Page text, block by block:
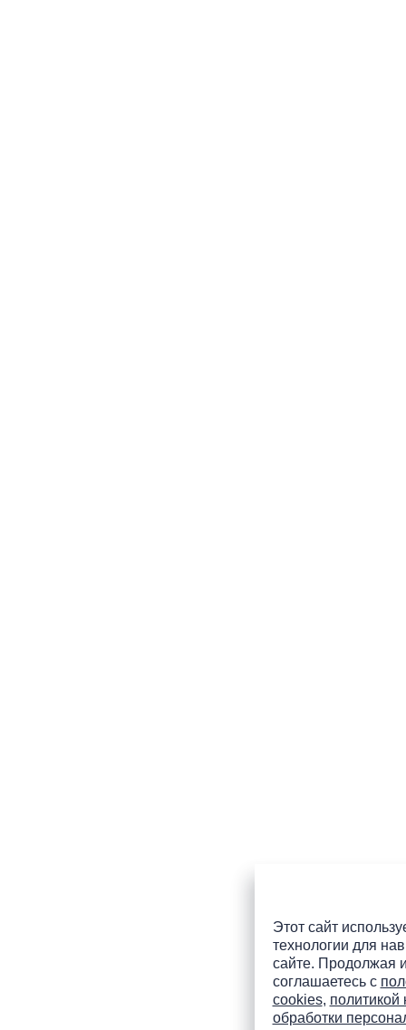
Этот сайт
технологии для
сайте. Продолжая
соглашаетесь с
cookies, политикой
обработки